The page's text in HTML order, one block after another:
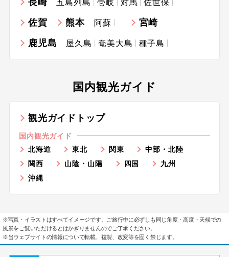
長崎 五島列島 壱岐 対馬 佐世保
佐賀 熊本 阿蘇
宮崎
鹿児島
屋久島 奄美大島 種子島
国内観光ガイド
観光ガイドトップ
国内観光ガイド
北海道
東北 関東
中部・北陸
関西
山陰・山陽 四国
九州
沖縄
※写真・イラストはすべてイメージです。ご旅行中に必ずしも同じ角度・高度・天候での
風景をご覧いただけるとはかぎりませんのでご了承ください。
※当ウェブサイトの情報について転載、複製、改変等を固く禁じます。